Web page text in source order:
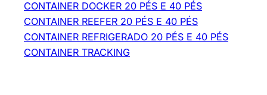
CONTAINER DOCKER 20 PÉS E 40 PÉS
CONTAINER REEFER 20 PÉS E 40 PÉS
CONTAINER REFRIGERADO 20 PÉS E 40 PÉS
CONTAINER TRACKING